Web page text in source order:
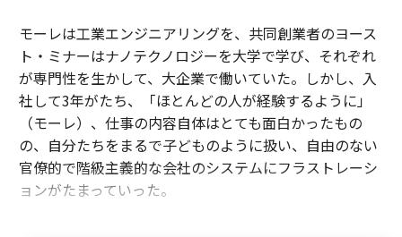
モーレは工業エンジニアリングを、共同創業者のヨース
ト・ミナーはナノテクノロジーを大学で学び、それぞれ
が専門性を生かして、大企業で働いていた。しかし、入
社して3年がたち、「ほとんどの人が経験するように」
（モーレ）、仕事の内容自体はとても面白かったもの
の、自分たちをまるで子どものように扱い、自由のない
官僚的で階級主義的な会社のシステムにフラストレーシ
ョンがたまっていった。